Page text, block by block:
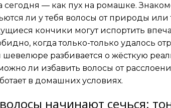
сегодня — как пух на ромашке.
ли у тебя волосы от природы
кончики могут испортить
когда только-только удалось
разбивается о жёсткую
ли избавить волосы от
в домашних условиях.
начинают сечься: